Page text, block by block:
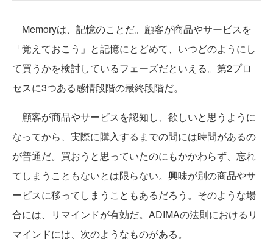
Memoryは、記憶のことだ。顧客が商品やサービスを
「覚えておこう」と記憶にとどめて、いつどのようにし
て買うかを検討しているフェーズだといえる。第2プロ
セスに3つある感情段階の最終段階だ。
顧客が商品やサービスを認知し、欲しいと思うように
なってから、実際に購入するまでの間には時間があるの
が普通だ。買おうと思っていたのにもかかわらず、忘れ
てしまうこともないとは限らない。興味が別の商品やサ
ービスに移ってしまうこともあるだろう。そのような場
合には、リマインドが有効だ。ADIMAの法則におけるリ
マインドには、次のようなものがある。